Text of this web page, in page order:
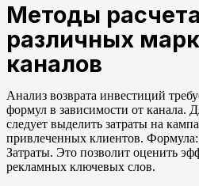
Методы
различных
каналов
Анализ возврата инвестиций
формул в зависимости от канала.
следует выделить затраты на
привлеченных клиентов.
Затраты. Это позволит оценить
рекламных ключевых слов.